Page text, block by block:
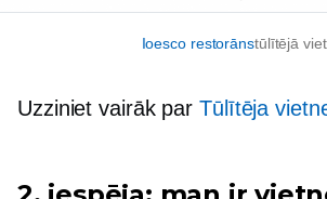
Ioesco restorānstūlītējā
Uzziniet vairāk par Tūlītēja